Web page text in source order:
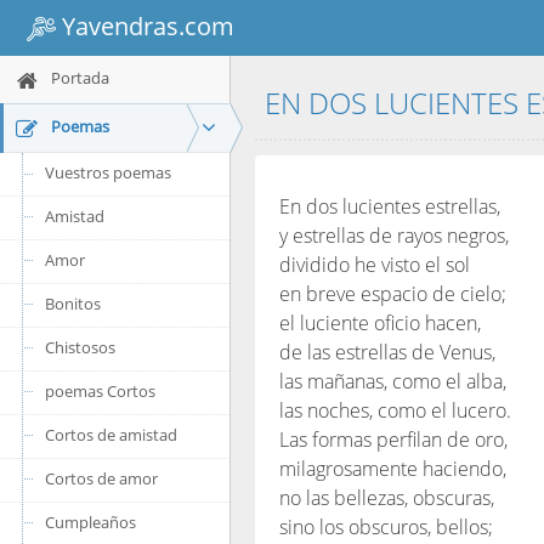
Yavendras.com
Portada
Poemas
Vuestros poemas
Amistad
Amor
Bonitos
Chistosos
poemas Cortos
Cortos de amistad
Cortos de amor
Cumpleaños
EN DOS LUCIENTES
En dos lucientes estrellas,
y estrellas de rayos negros,
dividido he visto el sol
en breve espacio de cielo;
el luciente oficio hacen,
de las estrellas de Venus,
las mañanas, como el alba,
las noches, como el lucero.
Las formas perfilan de oro,
milagrosamente haciendo,
no las bellezas, obscuras,
sino los obscuros, bellos;